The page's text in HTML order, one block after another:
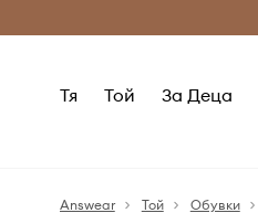
Тя Той За Деца
Answear Той Обувки